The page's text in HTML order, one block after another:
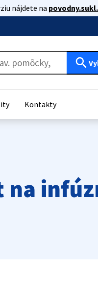
nájdete na
search
Kontakty
na